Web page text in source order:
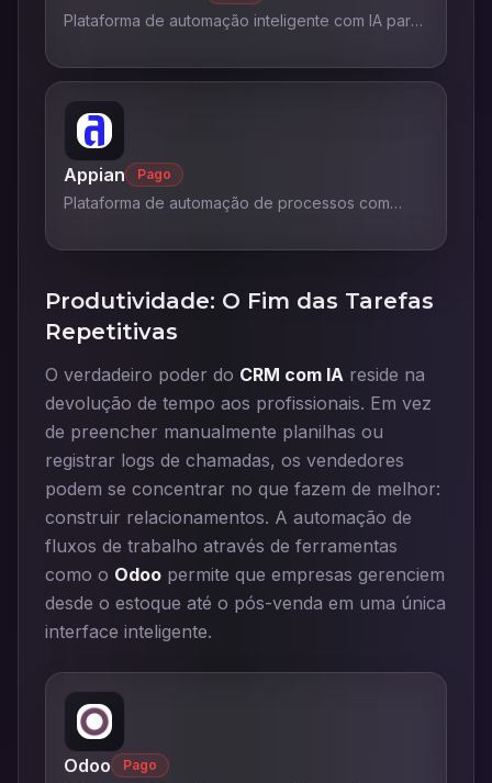
Plataforma de automação inteligente com IA para
Appian Pago
Plataforma de automação de processos com
Produtividade: O Fim das Tarefas
Repetitivas
O verdadeiro poder do CRM com IA reside na
devolução de tempo aos profissionais. Em vez
de preencher manualmente planilhas ou
registrar logs de chamadas, os vendedores
podem se concentrar no que fazem de melhor:
construir relacionamentos. A automação de
fluxos de trabalho através de ferramentas
como o Odoo permite que empresas gerenciem
desde o estoque até o pós-venda em uma única
interface inteligente.
Odoo Pago